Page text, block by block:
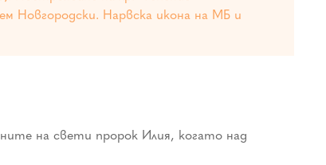
Новгородски. Нарвска икона на МБ и
на свети пророк Илия, когато над